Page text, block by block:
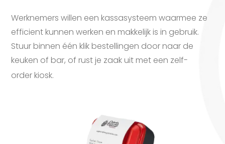
Werknemers willen een kassasysteem waarmee ze
efficient kunnen werken en makkelijk is in gebruik.
Stuur binnen één klik bestellingen door naar de
keuken of bar, of rust je zaak uit met een zelf-
order kiosk.